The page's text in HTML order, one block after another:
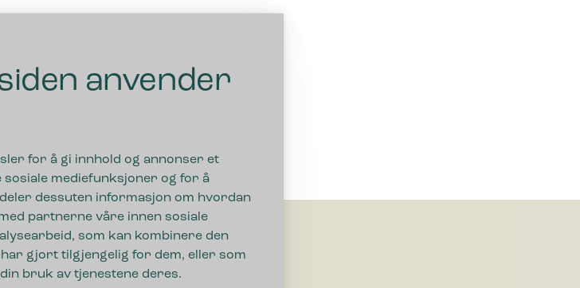
anvender
for å gi innhold og annonser et
mediefunksjoner og for å
dessuten informasjon om hvordan
partnerne våre innen sosiale
som kan kombinere den
gjort tilgjengelig for dem, eller som
bruk av tjenestene deres.